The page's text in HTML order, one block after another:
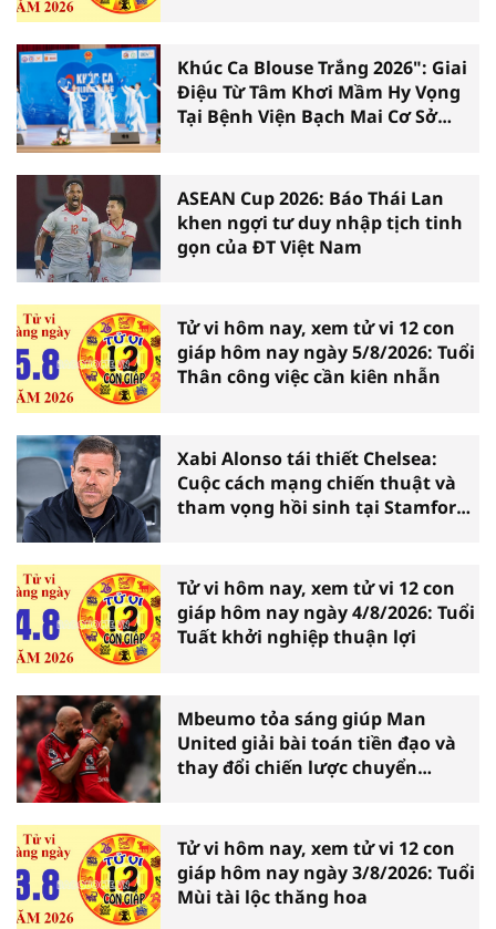
Khúc Ca Blouse Trắng 2026": Giai
Điệu Từ Tâm Khơi Mầm Hy Vọng
Tại Bệnh Viện Bạch Mai Cơ Sở
ASEAN Cup 2026: Báo Thái Lan
khen ngợi tư duy nhập tịch tinh
gọn của ĐT Việt Nam
Tử vi hôm nay, xem tử vi 12 con
giáp hôm nay ngày 5/8/2026: Tuổi
Thân công việc cần kiên nhẫn
Xabi Alonso tái thiết Chelsea:
Cuộc cách mạng chiến thuật và
tham vọng hồi sinh tại Stamford
Tử vi hôm nay, xem tử vi 12 con
giáp hôm nay ngày 4/8/2026: Tuổi
Tuất khởi nghiệp thuận lợi
Mbeumo tỏa sáng giúp Man
United giải bài toán tiền đạo và
thay đổi chiến lược chuyển
Tử vi hôm nay, xem tử vi 12 con
giáp hôm nay ngày 3/8/2026: Tuổi
Mùi tài lộc thăng hoa